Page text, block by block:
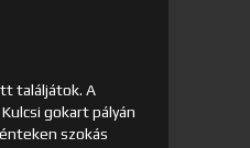
találjátok. A
gokart pályán
szokás